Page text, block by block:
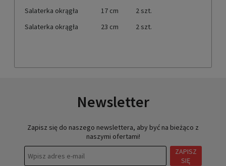
Salaterka okrągła
17 cm
2 szt.
Salaterka okrągła
23 cm 2 szt.
Newsletter
Zapisz się do naszego newslettera, aby być na bieżąco z
naszymi ofertami!
ZAPISZ
SIĘ